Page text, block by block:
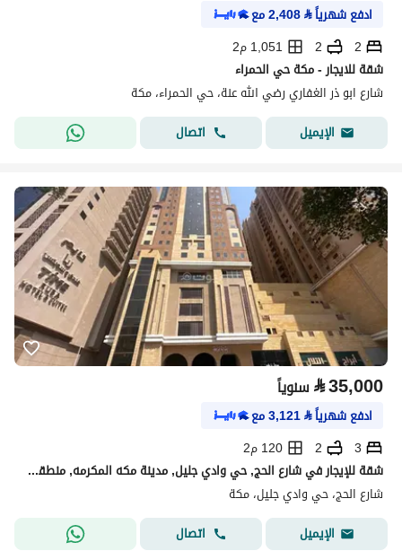
ادفع شهرياً⃁
2,408مع
2
2
1,051 م2
شقة للايجار - مكة حي الحمراء
شارع ابو ذر الغفاري رضي الله عنة، حي الحمراء، مكة
الإيميل
اتصال
⃁35,000 سنوياً
ادفع شهرياً⃁
3,121مع
3
2
120 م2
شقة للإيجار في شارع الحج, حي وادي جليل, مدينة مكه المكرمه, منطقة مكة المكرمة
شارع الحج، حي وادي جليل، مكة
الإيميل
اتصال